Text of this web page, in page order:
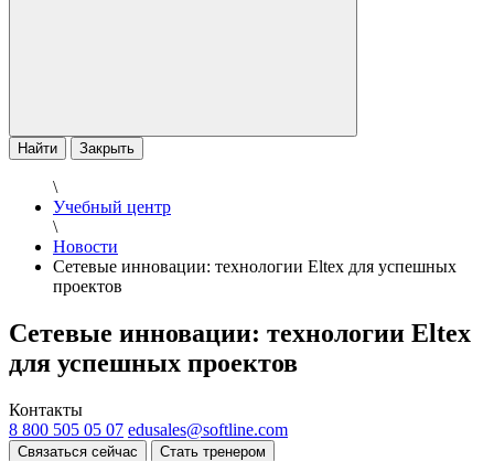
Найти Закрыть
\
Учебный центр
\
Новости
Сетевые инновации: технологии Eltex для успешных
проектов
Сетевые инновации: технологии Eltex
для успешных проектов
Контакты
8 800 505 05 07 edusales@softline.com
Связаться сейчас Стать тренером